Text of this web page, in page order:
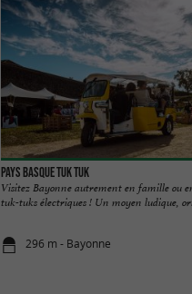
Pays Basque TUK TUK
Visitez Bayonne autrement en famille ou
tuk-tuks électriques ! Un moyen ludique,
296 m - Bayonne